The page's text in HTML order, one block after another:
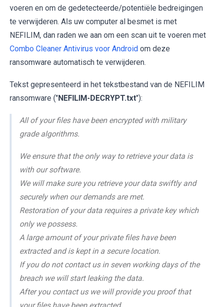
voeren en om de gedetecteerde/potentiële bedreigingen
te verwijderen. Als uw computer al besmet is met
NEFILIM, dan raden we aan om een scan uit te voeren met
Combo Cleaner Antivirus voor Android om deze
ransomware automatisch te verwijderen.
Tekst gepresenteerd in het tekstbestand van de NEFILIM
ransomware ("NEFILIM-DECRYPT.txt"):
All of your files have been encrypted with military
grade algorithms.
We ensure that the only way to retrieve your data is
with our software.
We will make sure you retrieve your data swiftly and
securely when our demands are met.
Restoration of your data requires a private key which
only we possess.
A large amount of your private files have been
extracted and is kept in a secure location.
If you do not contact us in seven working days of the
breach we will start leaking the data.
After you contact us we will provide you proof that